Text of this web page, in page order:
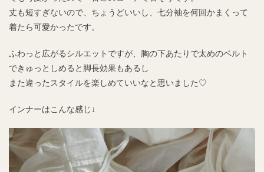
丈も短すぎないので、ちょうどいいし、七分袖を何回かまくって
着たら可愛かったです。
ふわっと広がるシルエットですが、胸の下あたりで太めのベルト
できゅっとしめると脚長効果もあるし
また違ったスタイルを楽しめていいなと思いました♡
インナーはこんな感じ↓